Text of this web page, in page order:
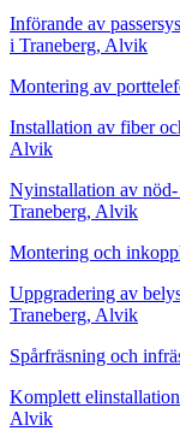
Införande av
i Traneberg, Alvik
Montering av
Installation av fiber
Alvik
Nyinstallation av
Traneberg, Alvik
Montering och
Uppgradering av
Traneberg, Alvik
Spårfräsning och
Komplett
Alvik